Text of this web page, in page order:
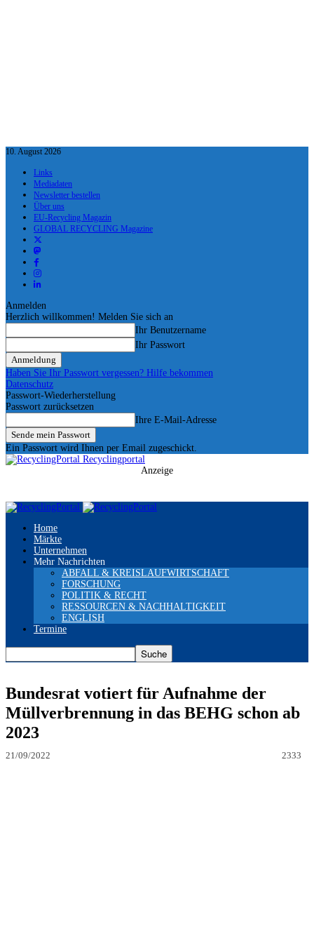
10. August 2026
Links
Mediadaten
Newsletter bestellen
Über uns
EU-Recycling Magazin
GLOBAL RECYCLING Magazine
Anmelden
Herzlich willkommen! Melden Sie sich an
Ihr Benutzername
Ihr Passwort
Haben Sie Ihr Passwort vergessen? Hilfe bekommen
Datenschutz
Passwort-Wiederherstellung
Passwort zurücksetzen
Ihre E-Mail-Adresse
Ein Passwort wird Ihnen per Email zugeschickt.
Recyclingportal
Anzeige
Home
Märkte
Unternehmen
Mehr Nachrichten
ABFALL & KREISLAUFWIRTSCHAFT
FORSCHUNG
POLITIK & RECHT
RESSOURCEN & NACHHALTIGKEIT
ENGLISH
Termine
Bundesrat votiert für Aufnahme der
Müllverbrennung in das BEHG schon ab
2023
21/09/2022 2333